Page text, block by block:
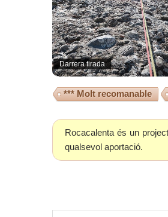
Darrera tirada
*** Molt recomanable
Rocacalenta és un
qualsevol aportació.